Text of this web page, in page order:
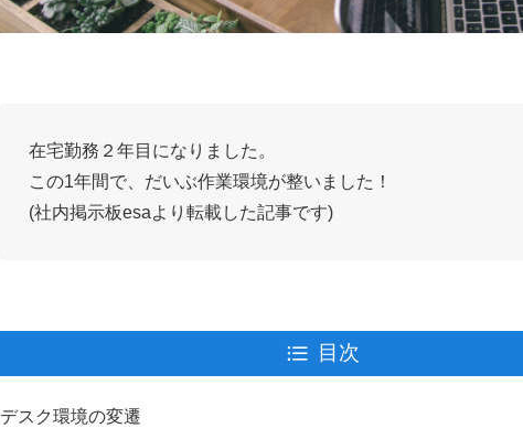
在宅勤務２年目になりました。
この1年間で、だいぶ作業環境が整いました！
(社内掲示板esaより転載した記事です)
目次
デスク環境の変遷